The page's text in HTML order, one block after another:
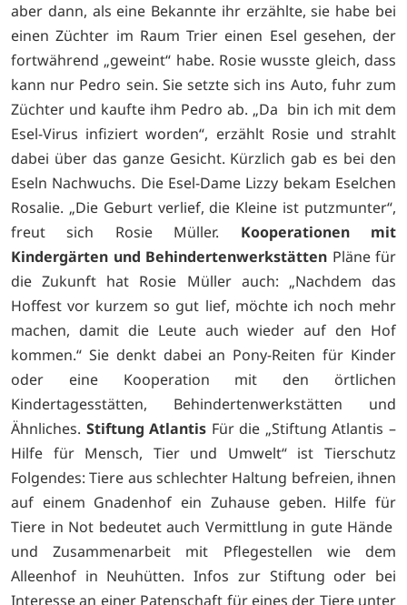
aber dann, als eine Bekannte ihr erzählte, sie habe bei
einen Züchter im Raum Trier einen Esel gesehen, der
fortwährend „geweint“ habe. Rosie wusste gleich, dass
kann nur Pedro sein. Sie setzte sich ins Auto, fuhr zum
Züchter und kaufte ihm Pedro ab. „Da bin ich mit dem
Esel-Virus infiziert worden“, erzählt Rosie und strahlt
dabei über das ganze Gesicht. Kürzlich gab es bei den
Eseln Nachwuchs. Die Esel-Dame Lizzy bekam Eselchen
Rosalie. „Die Geburt verlief, die Kleine ist putzmunter“,
freut sich Rosie Müller. Kooperationen mit
Kindergärten und Behindertenwerkstätten Pläne für
die Zukunft hat Rosie Müller auch: „Nachdem das
Hoffest vor kurzem so gut lief, möchte ich noch mehr
machen, damit die Leute auch wieder auf den Hof
kommen.“ Sie denkt dabei an Pony-Reiten für Kinder
oder eine Kooperation mit den örtlichen
Kindertagesstätten, Behindertenwerkstätten und
Ähnliches. Stiftung Atlantis Für die „Stiftung Atlantis –
Hilfe für Mensch, Tier und Umwelt“ ist Tierschutz
Folgendes: Tiere aus schlechter Haltung befreien, ihnen
auf einem Gnadenhof ein Zuhause geben. Hilfe für
Tiere in Not bedeutet auch Vermittlung in gute Hände
und Zusammenarbeit mit Pflegestellen wie dem
Alleenhof in Neuhütten. Infos zur Stiftung oder bei
Interesse an einer Patenschaft für eines der Tiere unter